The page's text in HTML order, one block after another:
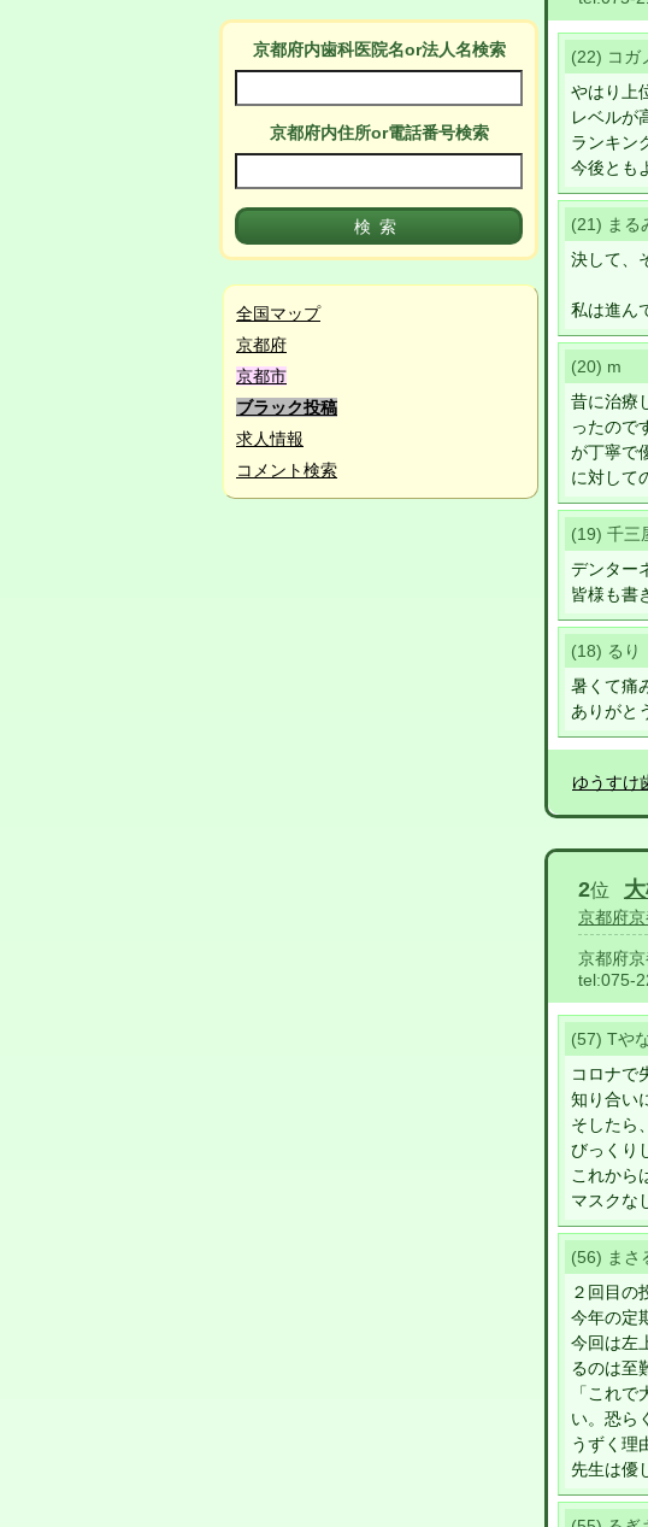
京都府内歯科医院名or法人名検索
京都府内住所or電話番号検索
全国マップ
京都府
京都市
ブラック投稿
求人情報
コメント検索
(22) コ
やはり上
レベルが
ランキン
今後とも
(21) ま
決して、
私は進ん
(20) m
昔に治療
ったので
が丁寧で
に対して
(19) 千
デンター
皆様も書
(18) る
暑くて痛
ありがと
ゆうすけ
2位
京都府
京都府
tel:075-
(57) T
コロナで
知り合い
そしたら
びっくり
これから
マスクな
(56) ま
２回目の
今年の定
今回は左
るのは至
「これ
い。恐ら
うずく理
先生は優